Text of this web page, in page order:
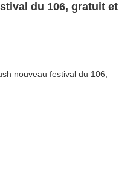
du 106, gratuit et